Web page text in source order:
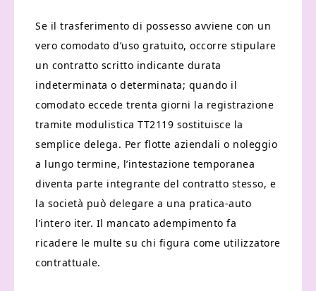
Se il trasferimento di possesso avviene con un
vero comodato d’uso gratuito, occorre stipulare
un contratto scritto indicante durata
indeterminata o determinata; quando il
comodato eccede trenta giorni la registrazione
tramite modulistica TT2119 sostituisce la
semplice delega. Per flotte aziendali o noleggio
a lungo termine, l’intestazione temporanea
diventa parte integrante del contratto stesso, e
la società può delegare a una pratica-auto
l’intero iter. Il mancato adempimento fa
ricadere le multe su chi figura come utilizzatore
contrattuale.